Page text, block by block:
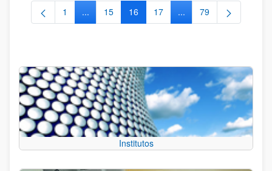
Página
1 ...Páginas intermedias Use TAB para desplazarse.
Página
15 Página
16 Página
17 ...Páginas intermedias
Página
79
Institutos